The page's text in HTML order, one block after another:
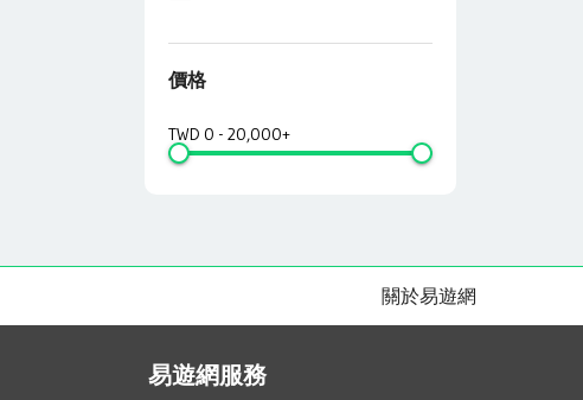
價格
TWD 0 - 20,000+
關於易遊網
易遊網服務